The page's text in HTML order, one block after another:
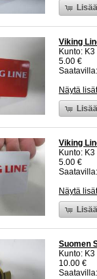
Viking
Kunto:
5.00 €
Näytä
Viking
Kunto:
5.00 €
Näytä
Suomen
Kunto:
10.00 €